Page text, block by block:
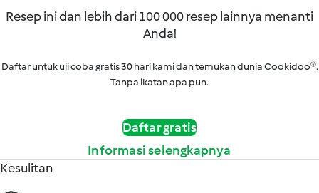
Resep ini dan lebih dari 100 000 resep lainnya menanti
Anda!
Daftar untuk uji coba gratis 30 hari kami dan temukan dunia Cookidoo®.
Tanpa ikatan apa pun.
Daftar gratis
Informasi selengkapnya
Kesulitan